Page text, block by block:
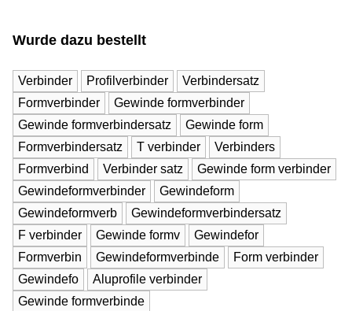
Wurde dazu bestellt
Verbinder Profilverbinder
Verbindersatz
Formverbinder
Gewinde formverbinder
Gewinde formverbindersatz
Gewinde form
Formverbindersatz
T verbinder
Verbinders
Formverbind
Verbinder satz
Gewinde form verbinder
Gewindeformverbinder
Gewindeform
Gewindeformverb
Gewindeformverbindersatz
F verbinder
Gewinde formv
Gewindefor
Formverbin
Gewindeformverbinde
Form verbinder
Gewindefo
Aluprofile verbinder
Gewinde formverbinde